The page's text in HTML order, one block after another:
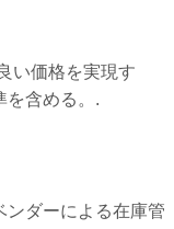
い価格を実現す
を含める。.
ンダーによる在庫管